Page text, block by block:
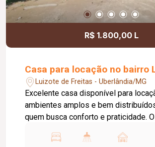
R$ 1.800,00 L
Casa para locação no bairro
Luizote de Freitas - Uberlândia/MG
Excelente casa disponível para
ambientes amplos e bem
quem busca conforto e praticidade.
cozinha, 01 banheiro social, 01